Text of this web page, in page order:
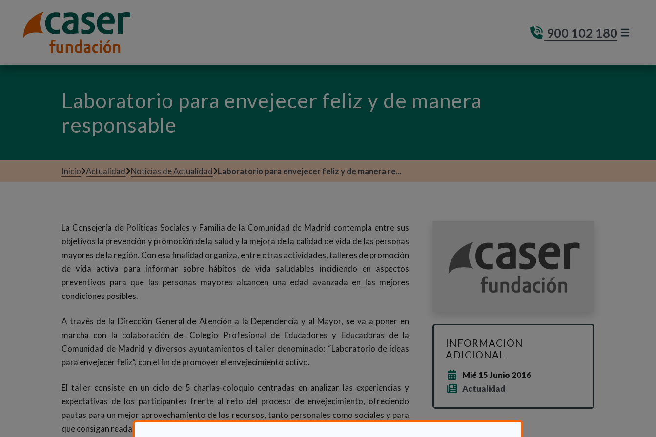
900 102 180
Laboratorio para envejecer feliz y de manera
responsable
Inicio Actualidad Noticias de Actualidad Laboratorio para envejecer feliz y de manera re...
La Consejería de Políticas Sociales y Familia de la Comunidad de Madrid contempla entre sus
objetivos la prevención y promoción de la salud y la mejora de la calidad de vida de las personas
mayores de la región. Con esa finalidad organiza, entre otras actividades, talleres de promoción
de vida activa para informar sobre hábitos de vida saludables incidiendo en aspectos
preventivos para que las personas mayores alcancen una edad avanzada en las mejores
condiciones posibles.
A través de la Dirección General de Atención a la Dependencia y al Mayor, se va a poner en
marcha con la colaboración del Colegio Profesional de Educadores y Educadoras de la
Comunidad de Madrid y diversos ayuntamientos el taller denominado: “Laboratorio de ideas
para envejecer feliz”, con el fin de promover el envejecimiento activo.
El taller consiste en un ciclo de 5 charlas-coloquio centradas en analizar las experiencias y
expectativas de los participantes frente al reto del proceso de envejecimiento, ofreciendo
pautas para un mejor aprovechamiento de los recursos, tanto personales como sociales y para
que consigan readaptarse a los cambios que surgen durante este proceso en todos sus ámbitos:
INFORMACIÓN
ADICIONAL
Mié 15 Junio 2016
Actualidad